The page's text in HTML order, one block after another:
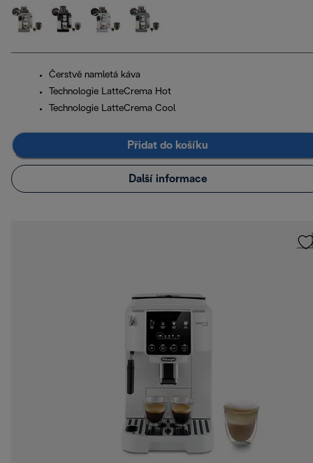
Čerstvě namletá káva
Technologie LatteCrema Hot
Technologie LatteCrema Cool
Přidat do košíku
Další informace